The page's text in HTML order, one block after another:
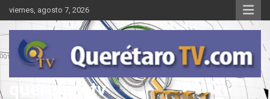
Saltar
al
contenido
viernes, agosto 7, 2026
queretarotv